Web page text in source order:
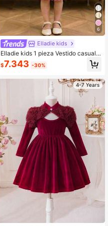
6
Elladie kids
Elladie kids 1 pieza Vestido casual v
intage de verano para niñas con cu
ello redondo, manga con volantes,
lda y abertura, color rojo
$7.343 -30%
4-7 Years